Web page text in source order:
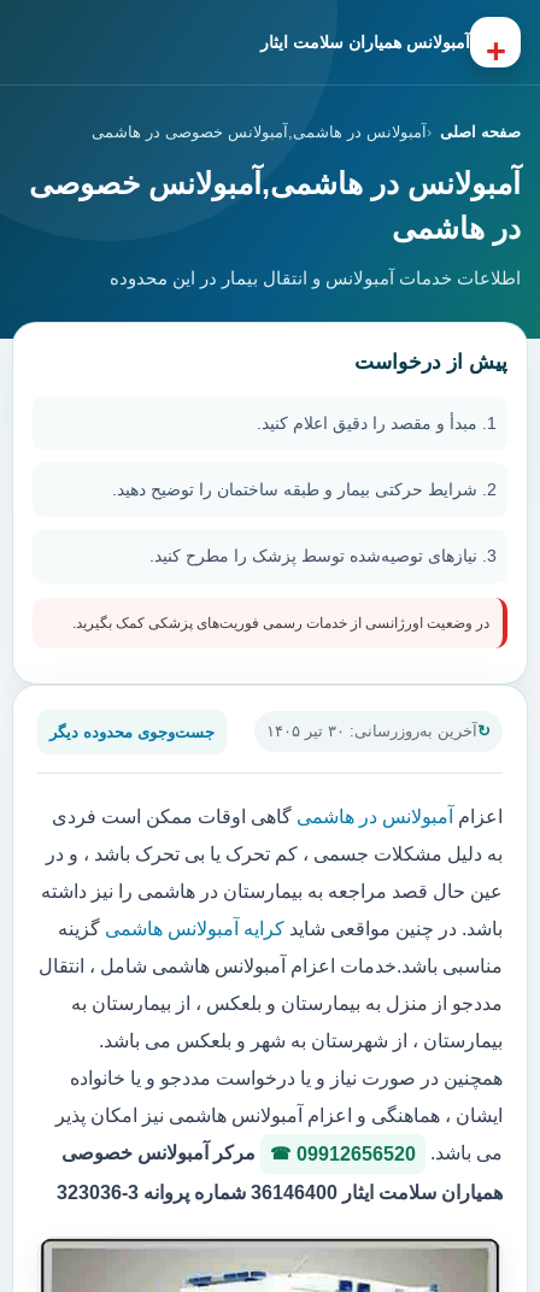
+ آمبولانس همیاران سلامت ایثار
صفحه اصلی آمبولانس در هاشمی,آمبولانس خصوصی در هاشمی
آمبولانس در هاشمی,آمبولانس خصوصی
در هاشمی
اطلاعات خدمات آمبولانس و انتقال بیمار در این محدوده
آخرین به‌روزرسانی: ۳۰ تیر ۱۴۰۵ جست‌وجوی محدوده دیگر
اعزام آمبولانس در هاشمی گاهی اوقات ممکن است فردی
به دلیل مشکلات جسمی ، کم تحرک یا بی تحرک باشد ، و در
عین حال قصد مراجعه به بیمارستان در هاشمی را نیز داشته
باشد. در چنین مواقعی شاید کرایه آمبولانس هاشمی گزینه
مناسبی باشد.خدمات اعزام آمبولانس هاشمی شامل ، انتقال
مددجو از منزل به بیمارستان و بلعکس ، از بیمارستان به
بیمارستان ، از شهرستان به شهر و بلعکس می باشد.
همچنین در صورت نیاز و یا درخواست مددجو و یا خانواده
ایشان ، هماهنگی و اعزام آمبولانس هاشمی نیز امکان پذیر
می باشد.
09912656520
مرکر آمبولانس خصوصی
همیاران سلامت ایثار 36146400 شماره پروانه 3-323036
پیش از درخواست
مبدأ و مقصد را دقیق اعلام کنید.
شرایط حرکتی بیمار و طبقه ساختمان را توضیح دهید.
نیازهای توصیه‌شده توسط پزشک را مطرح کنید.
در وضعیت اورژانسی از خدمات رسمی فوریت‌های پزشکی کمک بگیرید.